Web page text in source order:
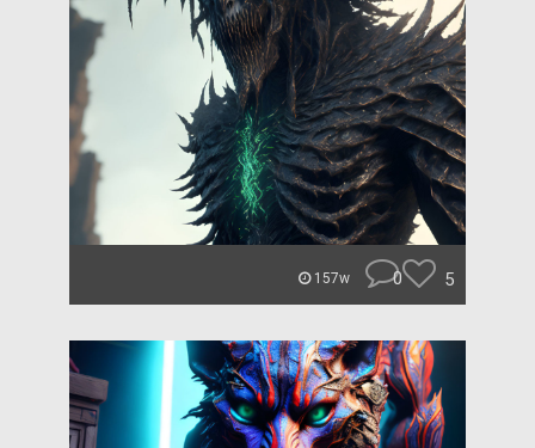
157w 0 5